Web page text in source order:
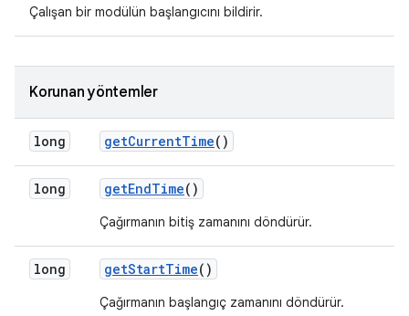
Çalışan bir modülün başlangıcını bildirir.
Korunan yöntemler
long getCurrentTime()
long getEndTime()
Çağırmanın bitiş zamanını döndürür.
long getStartTime()
Çağırmanın başlangıç zamanını döndürür.